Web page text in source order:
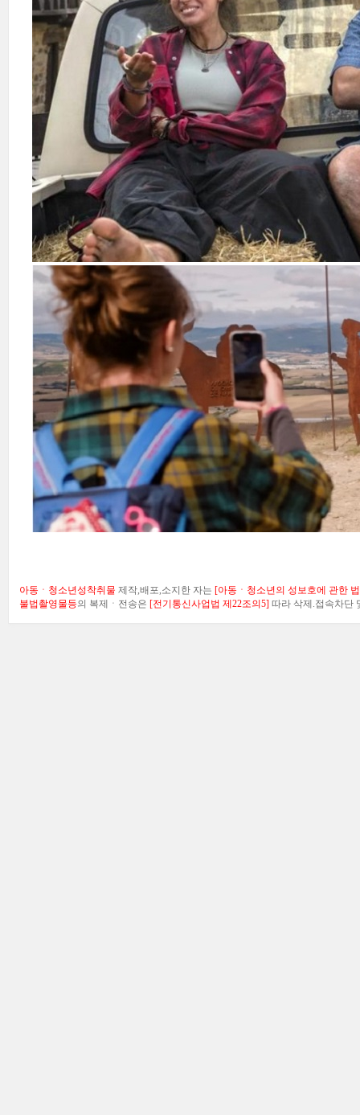
아동ㆍ청소년성착취물 제작,배포,소지한 자는 [아동ㆍ청소년의 성보호에 관한
불법촬영물등의 복제ㆍ전송은 [전기통신사업법 제22조의5] 따라 삭제.접속차단